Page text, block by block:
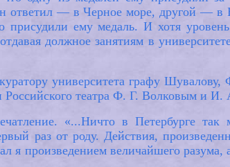
ответил — в Черное море, другой — в
присудили ему медаль. И хотя
должное занятиям в
университета графу
Российского театра Ф. Г. Волковым и
«...Ничто в Петербурге
раз от роду. Действия,
я произведением величайшего